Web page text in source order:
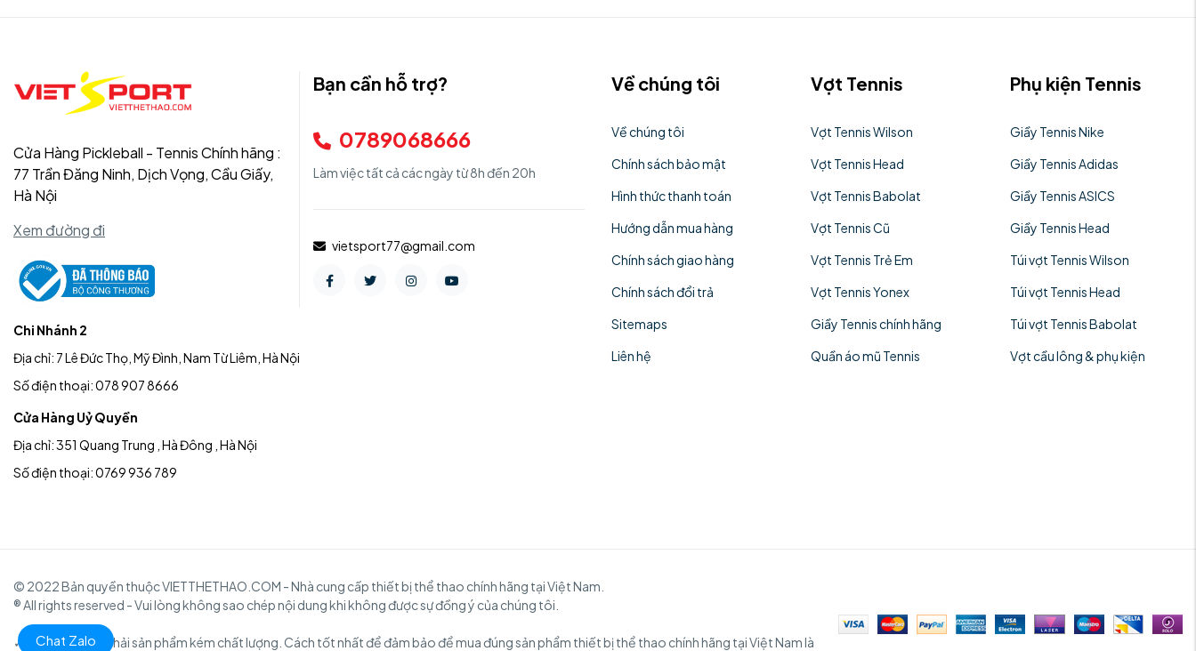
Cửa Hàng Pickleball - Tennis Chính hãng :
77 Trần Đăng Ninh, Dịch Vọng, Cầu Giấy,
Hà Nội
Xem đường đi
Bạn cần hỗ trợ?
0789068666
Làm việc tất cả các ngày từ 8h đến 20h
vietsport77@gmail.com
Chi Nhánh 2
Địa chỉ: 7 Lê Đức Thọ, Mỹ Đình, Nam Từ Liêm, Hà Nội
Số điện thoại: 078 907 8666
Cửa Hàng Uỷ Quyền
Địa chỉ: 351 Quang Trung , Hà Đông , Hà Nội
Số điện thoại: 0769 936 789
Về chúng tôi
Về chúng tôi
Chính sách bảo mật
Hình thức thanh toán
Hướng dẫn mua hàng
Chính sách giao hàng
Chính sách đổi trả
Sitemaps
Liên hệ
Vợt Tennis
Vợt Tennis Wilson
Vợt Tennis Head
Vợt Tennis Babolat
Vợt Tennis Cũ
Vợt Tennis Trẻ Em
Vợt Tennis Yonex
Giầy Tennis chính hãng
Quần áo mũ Tennis
Phụ kiện Tennis
Giầy Tennis Nike
Giầy Tennis Adidas
Giầy Tennis ASICS
Giầy Tennis Head
Túi vợt Tennis Wilson
Túi vợt Tennis Head
Túi vợt Tennis Babolat
Vợt cầu lông & phụ kiện
© 2022 Bản quyền thuộc VIETTHETHAO.COM - Nhà cung cấp thiết bị thể thao chính hãng tại Việt Nam.
® All rights reserved - Vui lòng không sao chép nội dung khi không được sự đồng ý của chúng tôi.
✓ Để tránh mua phải sản phẩm kém chất lượng. Cách tốt nhất để đảm bảo để mua đúng sản phẩm thiết bị thể thao chính hãng tại Việt Nam là
Chat Zalo